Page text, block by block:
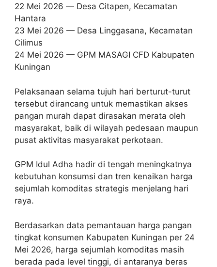
22 Mei 2026 — Desa Citapen, Kecamatan
Hantara
23 Mei 2026 — Desa Linggasana, Kecamatan
Cilimus
24 Mei 2026 — GPM MASAGI CFD Kabupaten
Kuningan
Pelaksanaan selama tujuh hari berturut-turut
tersebut dirancang untuk memastikan akses
pangan murah dapat dirasakan merata oleh
masyarakat, baik di wilayah pedesaan maupun
pusat aktivitas masyarakat perkotaan.
GPM Idul Adha hadir di tengah meningkatnya
kebutuhan konsumsi dan tren kenaikan harga
sejumlah komoditas strategis menjelang hari
raya.
Berdasarkan data pemantauan harga pangan
tingkat konsumen Kabupaten Kuningan per 24
Mei 2026, harga sejumlah komoditas masih
berada pada level tinggi, di antaranya beras